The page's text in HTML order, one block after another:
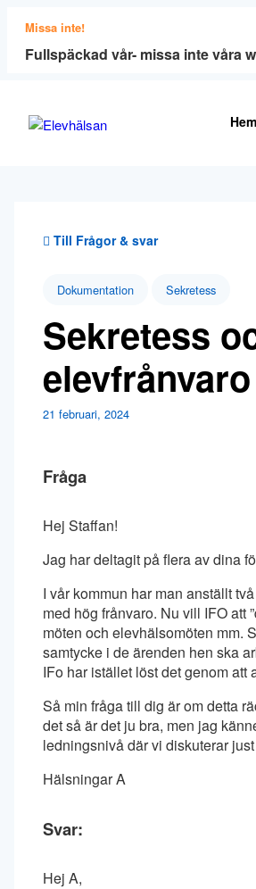
Missa inte!
Fullspäckad vår- missa inte våra
Hem
Till Frågor & svar
Dokumentation Sekretess
Sekretess
elevfrånvaro
21 februari, 2024
Fråga
Hej Staffan!
Jag har deltagit på flera av dina
I vår kommun har man anställt
med hög frånvaro. Nu vill IFO att
möten och elevhälsomöten mm.
samtycke i de ärenden hen ska
IFo har istället löst det genom
Så min fråga till dig är om detta
det så är det ju bra, men jag
ledningsnivå där vi diskuterar
Hälsningar A
Svar:
Hej A,